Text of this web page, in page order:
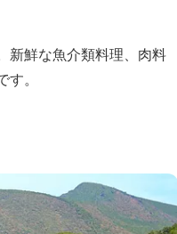
新鮮な魚介類料理、肉料
。